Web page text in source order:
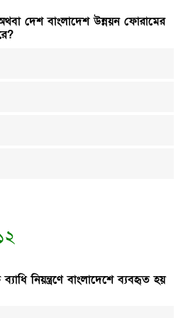
দেশ বাংলাদেশ উন্নয়ন ফোরামের
নিয়ন্ত্রণে বাংলাদেশে ব্যবহৃত হয়